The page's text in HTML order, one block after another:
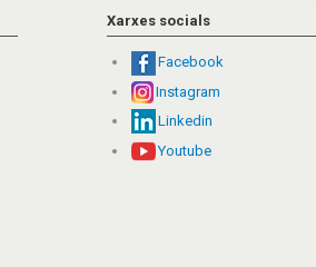
Xarxes socials
Facebook
Instagram
Linkedin
Youtube